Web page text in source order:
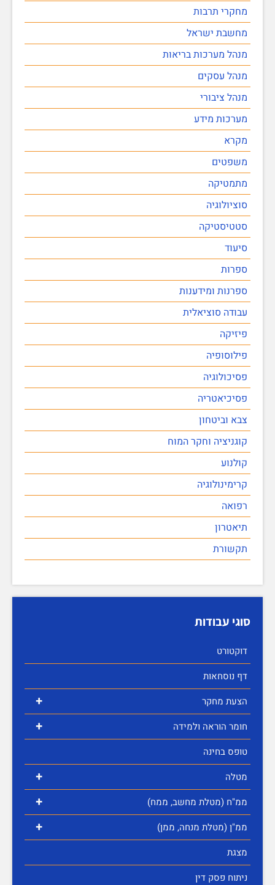
מחקרי תרבות
מחשבת ישראל
מנהל מערכות בריאות
מנהל עסקים
מנהל ציבורי
מערכות מידע
מקרא
משפטים
מתמטיקה
סוציולוגיה
סטטיסטיקה
סיעוד
ספרות
ספרנות ומידענות
עבודה סוציאלית
פיזיקה
פילוסופיה
פסיכולוגיה
פסיכיאטריה
צבא וביטחון
קוגניציה וחקר המוח
קולנוע
קרימינולוגיה
רפואה
תיאטרון
תקשורת
סוגי עבודות
דוקטורט
דף נוסחאות
+ הצעת מחקר
+
חומר הוראה ולמידה
טופס בחינה
+ מטלה
+ ממ"ח (מטלת מחשב, ממח)
+
ממ"ן (מטלת מנחה, ממן)
מצגת
ניתוח פסק דין